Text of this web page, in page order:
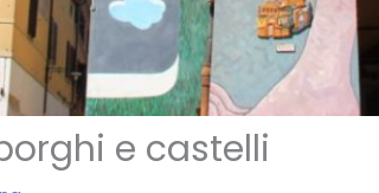
e castelli